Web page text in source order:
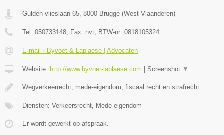
Gulden-vlieslaan 65, 8000 Brugge (West-Vlaanderen)
Tel: 050733148, Fax: nvt, BTW-nr: 0818105324
E-mail › Byvoet & Laplaese | Advocaten
Website: http://www.byvoet-laplaese.com Screenshot ▼
Wegverkeerrecht, mede-eigendom, fiscaal recht en strafrecht
Diensten: Verkeersrecht, Mede-eigendom
Er wordt gewerkt op afspraak.